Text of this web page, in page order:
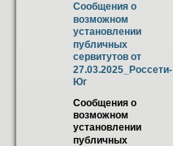
Сообщения о
возможном
установлении
публичных
сервитутов от
27.03.2025_Россети-
Юг
Сообщения о
возможном
установлении
публичных